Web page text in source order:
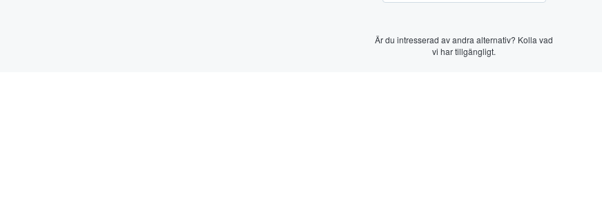
Är du intresserad av andra alternativ? Kolla vad
vi har tillgängligt.